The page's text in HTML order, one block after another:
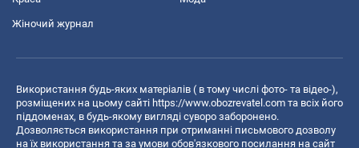
Жіночий журнал
Використання будь-яких матеріалів ( в тому числі фото- та відео-),
розміщених на цьому сайті https://www.obozrevatel.com та всіх його
піддоменах, в будь-якому вигляді суворо заборонено.
Дозволяється використання при отриманні письмового дозволу
на їх використання та за умови обов'язкового посилання на сайт